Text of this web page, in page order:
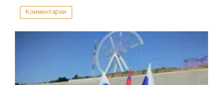
Комментарии